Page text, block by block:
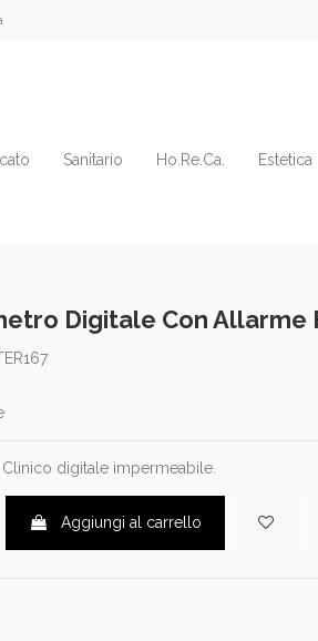
Sanitario Ho.Re.Ca. Estetica
Digitale Con Allarme
digitale impermeabile.
Aggiungi al carrello